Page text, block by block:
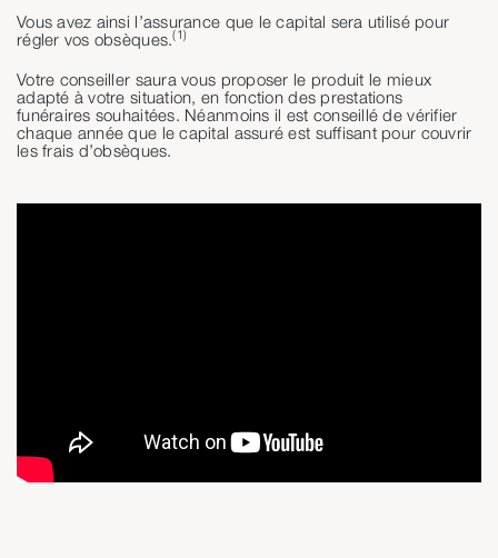
Vous avez ainsi l’assurance que le capital sera utilisé pour
régler vos obsèques.(1)
Votre conseiller saura vous proposer le produit le mieux
adapté à votre situation, en fonction des prestations
funéraires souhaitées. Néanmoins il est conseillé de vérifier
chaque année que le capital assuré est suffisant pour couvrir
les frais d’obsèques.